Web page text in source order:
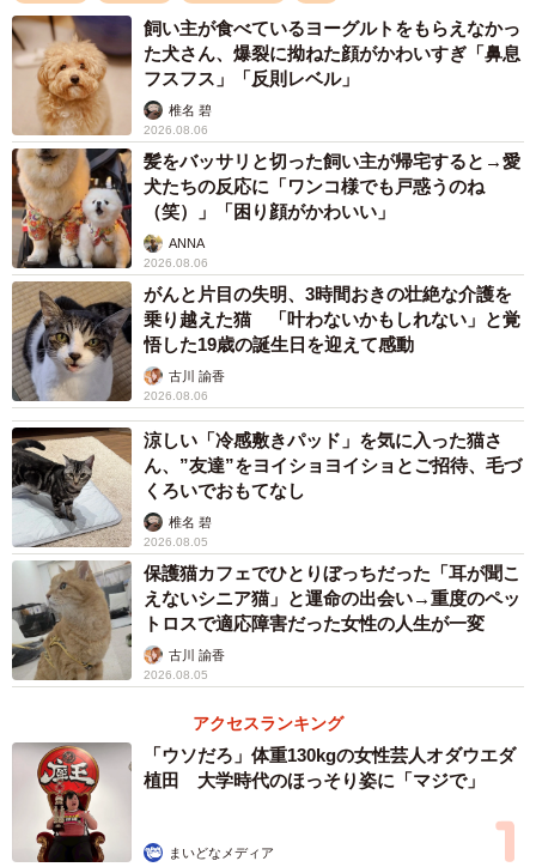
こと、水も与えられず晴天の屋外に放置されていることに
心を痛め、コーギー犬の側で飼い主が現れるのを待つこと
にしました。
心細かったのか、すぐに「山族ライダーズ」の朝山すずさんの側にやっ
てきたコーギー犬（画像提供：山族ライダーズ【☆すずch☆】）
飼い主が食べているヨーグルトをもらえなかっ
た犬さん、爆裂に拗ねた顔がかわいすぎ「鼻息
フスフス」「反則レベル」
椎名 碧
2026.08.06
髪をバッサリと切った飼い主が帰宅すると→愛
犬たちの反応に「ワンコ様でも戸惑うのね
（笑）」「困り顔がかわいい」
ANNA
2026.08.06
がんと片目の失明、3時間おきの壮絶な介護を
乗り越えた猫 「叶わないかもしれない」と覚
悟した19歳の誕生日を迎えて感動
古川 諭香
2026.08.06
涼しい「冷感敷きパッド」を気に入った猫さ
ん、”友達”をヨイショヨイショとご招待、毛づ
くろいでおもてなし
椎名 碧
2026.08.05
保護猫カフェでひとりぼっちだった「耳が聞こ
えないシニア猫」と運命の出会い→重度のペッ
トロスで適応障害だった女性の人生が一変
古川 諭香
2026.08.05
アクセスランキング
「ウソだろ」体重130kgの女性芸人オダウエダ
植田 大学時代のほっそり姿に「マジで」
まいどなメディア